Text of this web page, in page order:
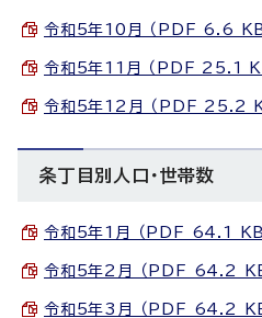
令和5年10月 （PDF 6.6 KB
令和5年11月 （PDF 25.1
令和5年12月 （PDF 25.2
条丁目別人口・世帯数
令和5年1月 （PDF 64.1 KB
令和5年2月 （PDF 64.2 KB
令和5年3月 （PDF 64.2 KB